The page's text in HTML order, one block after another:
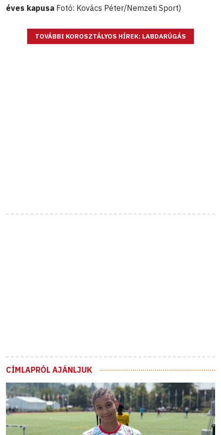
éves kapusa Fotó: Kovács Péter/Nemzeti Sport)
TOVÁBBI KOROSZTÁLYOS HÍREK: LABDARÚGÁS
CÍMLAPRÓL AJÁNLJUK